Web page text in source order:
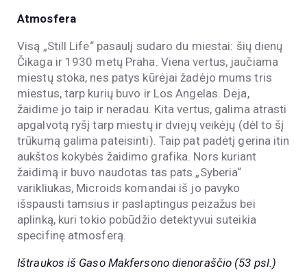
Atmosfera
Visą „Still Life“ pasaulį sudaro du miestai: šių dienų
Čikaga ir 1930 metų Praha. Viena vertus, jaučiama
miestų stoka, nes patys kūrėjai žadėjo mums tris
miestus, tarp kurių buvo ir Los Angelas. Deja,
žaidime jo taip ir neradau. Kita vertus, galima atrasti
apgalvotą ryšį tarp miestų ir dviejų veikėjų (dėl to šį
trūkumą galima pateisinti). Taip pat padėtį gerina itin
aukštos kokybės žaidimo grafika. Nors kuriant
žaidimą ir buvo naudotas tas pats „Syberia“
varikliukas, Microids komandai iš jo pavyko
išspausti tamsius ir paslaptingus peizažus bei
aplinką, kuri tokio pobūdžio detektyvui suteikia
specifinę atmosferą.
Ištraukos iš Gaso Makfersono dienoraščio (53 psl.)